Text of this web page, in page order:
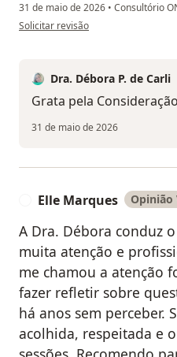
31 de maio de 2026 • Consultório
na opinião do utilizador Otavio
Solicitar revisão
Dra. Débora P. de Carli
Grata pela
31 de maio de 2026
Elle Marques Opinião
A Dra. Débora conduz
muita atenção e
me chamou a atenção
fazer refletir sobre
há anos sem perceber.
acolhida, respeitada e